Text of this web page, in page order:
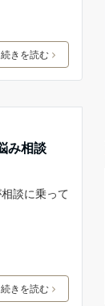
続きを読む
み相談
談に乗って
続きを読む